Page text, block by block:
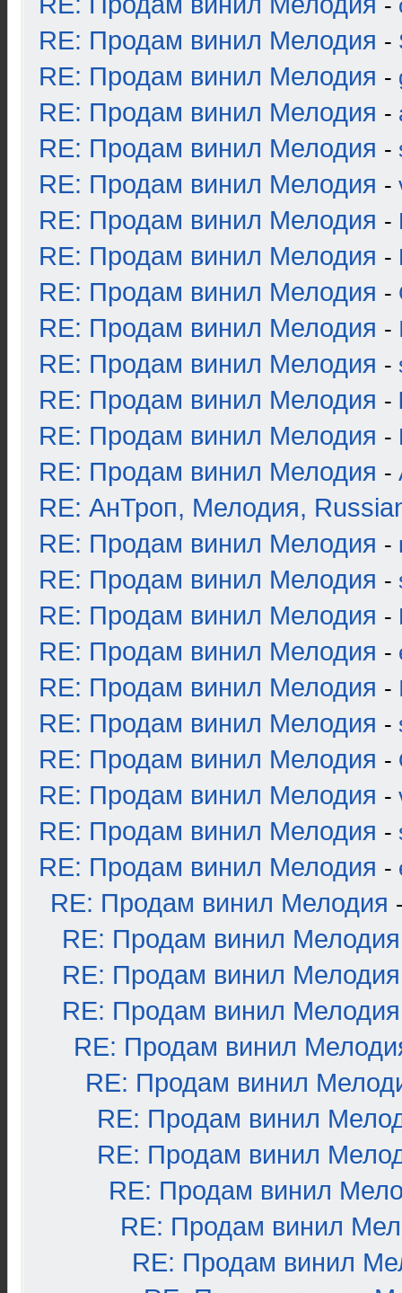
-
RE: Продам винил Мелодия -
RE: Продам винил Мелодия -
RE: Продам винил Мелодия -
RE: Продам винил Мелодия -
RE: Продам винил Мелодия -
RE: Продам винил Мелодия -
RE: Продам винил Мелодия -
RE: Продам винил Мелодия -
RE: Продам винил Мелодия -
RE: Продам винил Мелодия -
RE: Продам винил Мелодия -
RE: Продам винил Мелодия -
RE: Продам винил Мелодия -
RE: АнТроп, Мелодия,
RE: Продам винил Мелодия -
RE: Продам винил Мелодия -
RE: Продам винил Мелодия -
RE: Продам винил Мелодия -
RE: Продам винил Мелодия -
RE: Продам винил Мелодия -
RE: Продам винил Мелодия -
RE: Продам винил Мелодия -
RE: Продам винил Мелодия -
RE: Продам винил Мелодия -
RE: Продам винил Мелодия
RE: Продам винил Мелодия
RE: Продам винил Мелодия
RE: Продам винил Мелодия
RE: Продам винил
RE: Продам винил
RE: Продам винил
RE: Продам винил
RE: Продам винил
RE: Продам винил
RE: Продам винил